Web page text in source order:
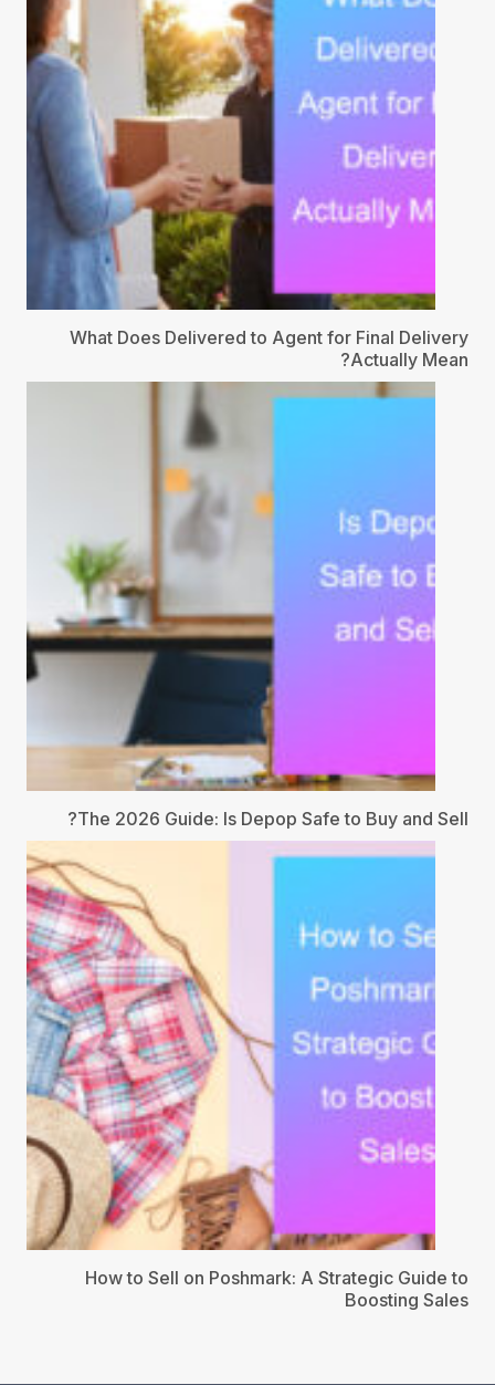
What Does Delivered to Agent for Final Delivery
Actually Mean?
The 2026 Guide: Is Depop Safe to Buy and Sell?
How to Sell on Poshmark: A Strategic Guide to
Boosting Sales